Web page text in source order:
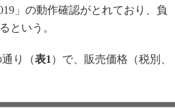
」の動作確認がとれており、負
という。
り（表1 ）で、販売価格（税別、